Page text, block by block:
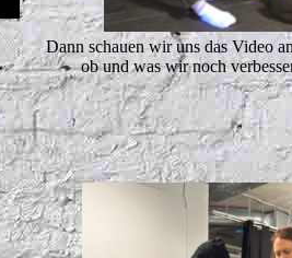
Dann schauen wir uns das Video
ob und was wir noch